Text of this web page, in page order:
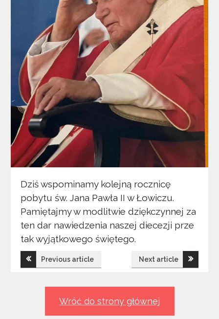
Dziś wspominamy kolejną rocznicę
pobytu św. Jana Pawła II w Łowiczu.
Pamiętajmy w modlitwie dziękczynnej za
ten dar nawiedzenia naszej diecezji prze
tak wyjątkowego świętego.
Nawigacja
Previous article Next article
Wróć do strony głównej